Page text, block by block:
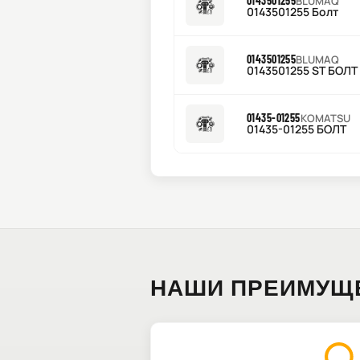
0143501255 Болт
0143501255BLUMAQ
0143501255 ST БОЛТ
01435-01255KOMATSU
01435-01255 БОЛТ
НАШИ